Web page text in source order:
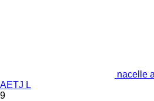
nacelle
AETJ L
9